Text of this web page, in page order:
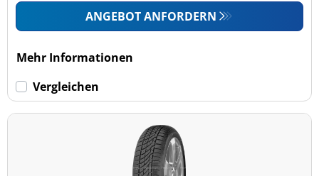
ANGEBOT ANFORDERN
Mehr Informationen
Vergleichen